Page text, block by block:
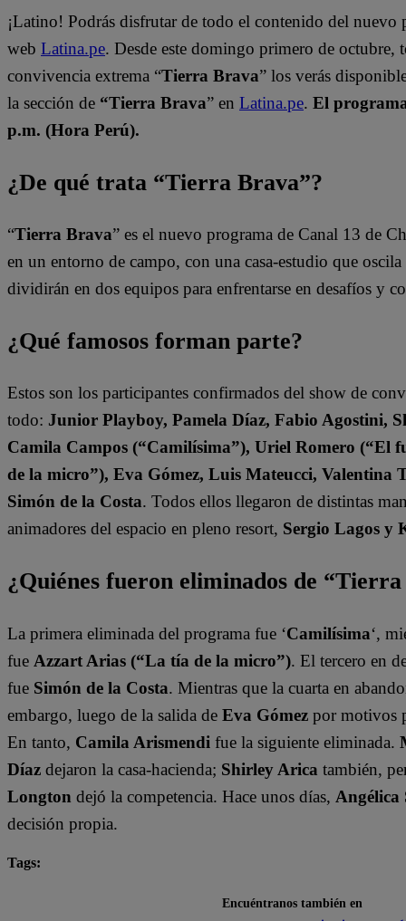
¡Latino! Podrás disfrutar de todo el contenido del nuevo
web Latina.pe. Desde este domingo primero de
convivencia extrema “Tierra Brava” los verás
la sección de “Tierra Brava” en Latina.pe. El
p.m. (Hora Perú).
¿De qué trata “Tierra Brava”?
“Tierra Brava” es el nuevo programa de Canal 13 de
en un entorno de campo, con una casa-estudio que
dividirán en dos equipos para enfrentarse en desafíos y
¿Qué famosos forman parte?
Estos son los participantes confirmados del show de
todo: Junior Playboy, Pamela Díaz, Fabio Agostini,
Camila Campos (“Camilísima”), Uriel Romero (“El
de la micro”), Eva Gómez, Luis Mateucci, Valentina
Simón de la Costa. Todos ellos llegaron de distintas
animadores del espacio en pleno resort, Sergio Lagos y
¿Quiénes fueron eliminados de
La primera eliminada del programa fue ‘Camilísima‘,
fue Azzart Arias (“La tía de la micro”). El tercero en
fue Simón de la Costa. Mientras que la cuarta en
embargo, luego de la salida de Eva Gómez por motivos
En tanto, Camila Arismendi fue la siguiente eliminada.
Díaz dejaron la casa-hacienda; Shirley Arica también,
Longton dejó la competencia. Hace unos días, Angélica
decisión propia.
Tags:
Encuéntranos también en